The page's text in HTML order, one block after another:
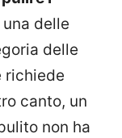
delle
delle
richiede
canto, un
non ha